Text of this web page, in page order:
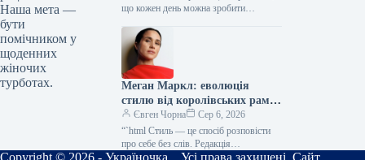
Наша мета —
бути
помічником у
щоденних
жіночих
турботах.
що кожен день можна зробити
трішки натхнення. Сьогодні ми
розбираємося…
Меган Маркл: еволюція
стилю від королівських рамок
до тренду тихої розкоші
Євген Чорна
Сер 6, 2026
“`html Стиль — це спосіб розповісти
про себе без слів. Редакція
«Україночки» уважно стежить за
Copyright © 2026 - Україночка. Усі права захищені. Сайт